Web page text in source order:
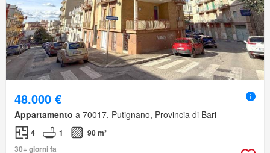
48.000 €
Appartamento a 70017, Putignano, Provincia di Bari
4 1
90 m²
30+ giorni fa